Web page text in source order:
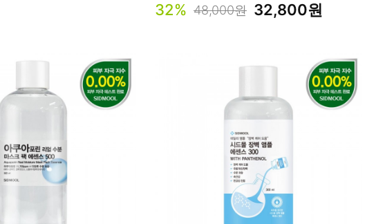
32% 48,000원 32,800원